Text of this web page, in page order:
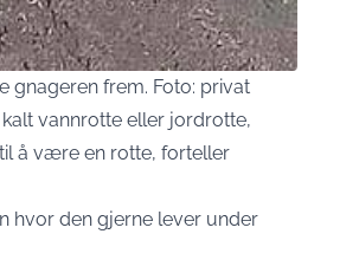
gnageren frem. Foto: privat
vannrotte eller jordrotte,
å være en rotte, forteller
hvor den gjerne lever under